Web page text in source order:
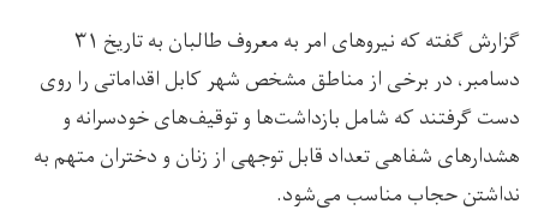
گزارش گفته که نیروهای امر به معروف طالبان به تاریخ ۳۱
دسامبر، در برخی از مناطق مشخص شهر کابل اقداماتی را روی
دست گرفتند که شامل بازداشت‌ها و توقیف‌های خودسرانه و
هشدارهای شفاهی تعداد قابل توجهی از زنان و دختران متهم به
نداشتن حجاب مناسب می‌شود.